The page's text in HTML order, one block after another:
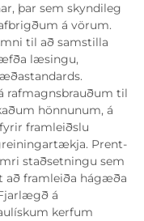
þar sem skyndileg
á vörum.
til að samstilla
læsingu,
rafmagnsbrauðum til
hönnunum, á
framleiðslu
Prent-
staðsetningu sem
að framleiða hágæða
á
kerfum